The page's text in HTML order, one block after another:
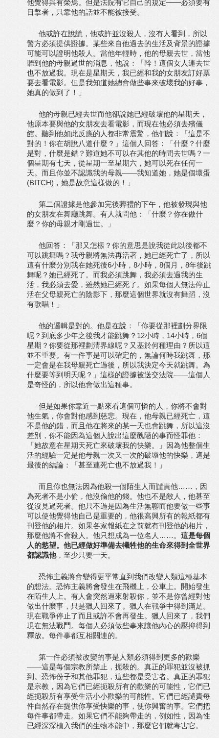
他覺得與有榮焉。但是法院有它自己的規定——必須要有
目擊者，只靠他的話並不能被接受。
他或許在說謊，他或許並沒殺人，沒有人看到，所以
警方必須提供證據。某些來自他過去的生活及背景的證據
可能可以證明他殺人。當他年輕時，他的母親去世，當他
聽到他的母親過世的消息，他說：「幹！這個女人連去世
也不放過我。現在是星期天，我已經和我的女朋友訂好票
要去看電影。但是我知道她總會做些事來破壞我的好事，
她真的做到了！」
他的母親已經去世而他卻說她已經破壞他的星期天，
他原本要與他的女朋友去看電影，而現在他必須去殯儀
館。聽到他如此反應的人都非常震驚，他們說：「這是不
對的！你在胡說八道什麼？」這個人回答：「什麼？什麼
是對，什麼是錯？難道她不可以在其他的時間去世嗎？一
個星期有七天，從星期一至星期六，她可以死在任何一
天。而且你並不認識我的母親——我知道她，她是個壞蛋
(BITCH)，她是故意這樣做的！」
第二個證據是他參加完後葬禮的下午，他被發現與他
的女朋友在舞廳跳舞。有人就問他：「什麼？你在做什
麼？你的母親才剛過世。」
他回答：「那又怎樣？你的意思是說我從此以後都不
可以跳舞嗎？我母親將無法再活著，她已經死亡了，所以
這有什麼分別我在她死後6小時，8小時，8個月，8年後跳
舞呢？她已經死了。而我必須跳舞，我必須去過我的生
活，我必須去愛，雖然她已經死了。如果每個人無法停止
活在父母親死亡的陰影下，那麼這個世界就沒有舞蹈，沒
有歌唱！」
他的邏輯是對的。他是在說：「你要從那裡劃分界限
呢？到底多少年之後我才能跳舞？12小時，14小時，6個
星期？你要從那裡劃清界線呢？又基於何種理由？所以這
並不重要。有一件事是可以確定的，無論何時我跳舞，那
一定會是在我母親死亡過後，所以我決定今天就跳舞。為
什麼要等到明天呢？」這樣的證據被送交法院——這個人
是奇怪的，所以他會做出這種事。
但是如果你靠近一點來看這個可憐的人，你將不會對
他生氣，你會對他感到慈悲。現在，他母親已經死亡，這
不是他的錯，而且他在將來的某一天也會跳舞，所以這沒
差別，你不能因為這個人說出這麼醜陋的事而怪罪他：
「她故意在星期天死亡來破壞我的快樂。」因為他整個生
活的經驗一定是他母親一次又一次的破壞他的快樂，這是
最後的結論：「甚至連死亡也不放過我！」
而且你也無法因為他殺一個陌生人而譴責他……，因
為死者不是小偷，他沒偷他的錢。他也不是敵人，他甚至
從沒見過死者。他只不過是因為生活無聊而他要做一些事
可以使他覺得他自己是重要的，他很高興所有的報紙都有
刊登他的相片。如果各家報紙在之前就有刊登他的相片，
那麼他將不會殺人。他只想成為一位名人……。 這是每個
人的慾望。他已經做好準備去犧牲他的生命來得到全世界
都認識他，至少只要一天。
恐怖主義將會變得更平常直到我們改變人類這種基本
的想法。恐怖主義將會發生在飛機上，公車上。開始發生
在陌生人上。有人會突然過來射殺你，並不是你曾經對他
做出什麼事，只是獵人回來了。獵人在戰爭中得到滿足。
現在戰爭停止了而且或許不會再發生。獵人回來了，我們
現在無法戰鬥。每個人必須做些事來讓他內心的壓抑得到
釋放。每件事都互相關連的。
第一件必須被改變的事是人類必須得到更多的歡樂
——這是每個宗教所禁止，扼殺的。真正的罪犯並沒被抓
到。恐怖份子和其他罪犯，這些都是受害者。真正的罪犯
是宗教，因為它們已經扼殺所有的歡樂的可能性，它們已
經扼殺所有享受生活小小歡樂的可能性。它們已經譴責每
件自然存在提供你享受快樂的事，使你興奮的事。它們把
每件事都帶走。如果它們不能夠帶走的，例如性，因為性
已經深深植入我們的生物本能中，那麼它們就毒害它。